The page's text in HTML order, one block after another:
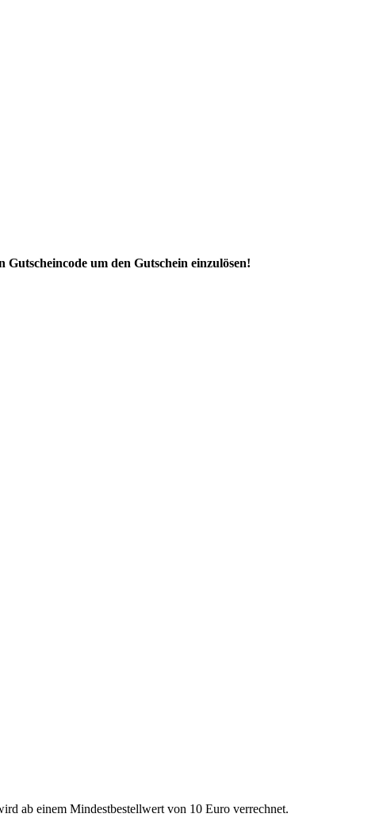
Gutscheincode um den Gutschein einzulösen!
ab einem Mindestbestellwert von 10 Euro verrechnet.